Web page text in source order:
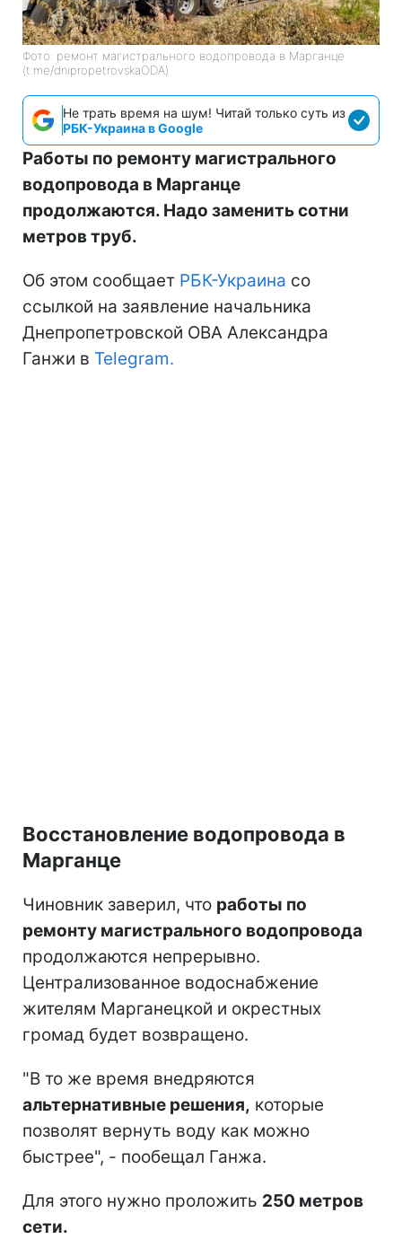
Фото: ремонт магистрального водопровода в Марганце
(t.me/dnipropetrovskaODA)
Не трать время на шум! Читай только суть из
РБК-Украина в Google
Работы по ремонту магистрального
водопровода в Марганце
продолжаются. Надо заменить сотни
метров труб.
Об этом сообщает РБК-Украина со
ссылкой на заявление начальника
Днепропетровской ОВА Александра
Ганжи в Telegram.
Восстановление водопровода в
Марганце
Чиновник заверил, что работы по
ремонту магистрального водопровода
продолжаются непрерывно.
Централизованное водоснабжение
жителям Марганецкой и окрестных
громад будет возвращено.
"В то же время внедряются
альтернативные решения, которые
позволят вернуть воду как можно
быстрее", - пообещал Ганжа.
Для этого нужно проложить 250 метров
сети.